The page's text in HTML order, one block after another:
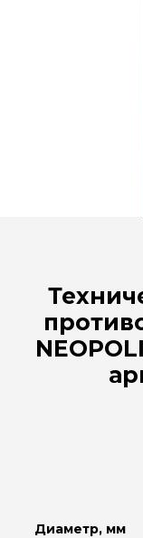
Диаметр, мм